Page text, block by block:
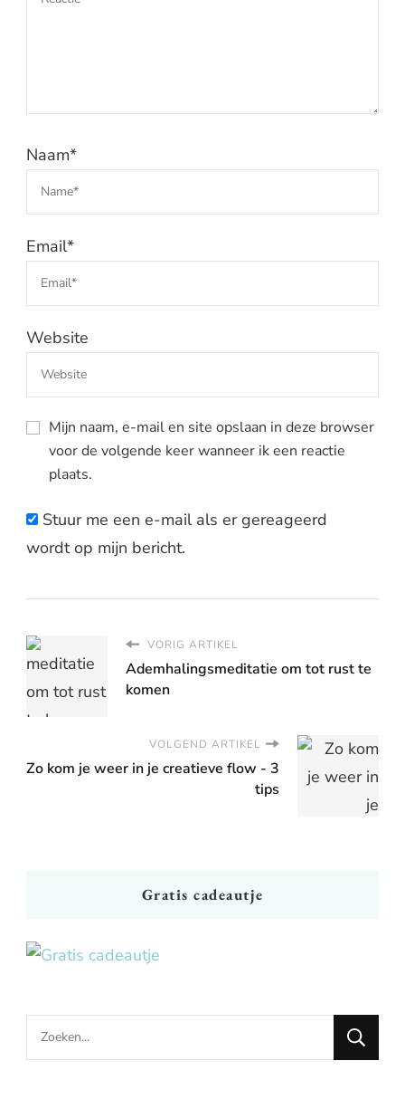
Naam*
Email*
Website
Mijn naam, e-mail en site opslaan in deze browser
voor de volgende keer wanneer ik een reactie
plaats.
Stuur me een e-mail als er gereageerd
wordt op mijn bericht.
VORIG ARTIKEL
Ademhalingsmeditatie om tot rust te
komen
VOLGEND ARTIKEL
Zo kom je weer in je creatieve flow - 3
tips
Gratis cadeautje
Looking
for